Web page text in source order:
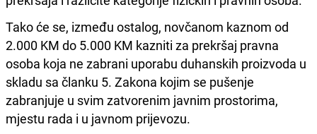
Tako će se, između ostalog, novčanom kaznom od
2.000 KM do 5.000 KM kazniti za prekršaj pravna
osoba koja ne zabrani uporabu duhanskih proizvoda u
skladu sa članku 5. Zakona kojim se pušenje
zabranjuje u svim zatvorenim javnim prostorima,
mjestu rada i u javnom prijevozu.